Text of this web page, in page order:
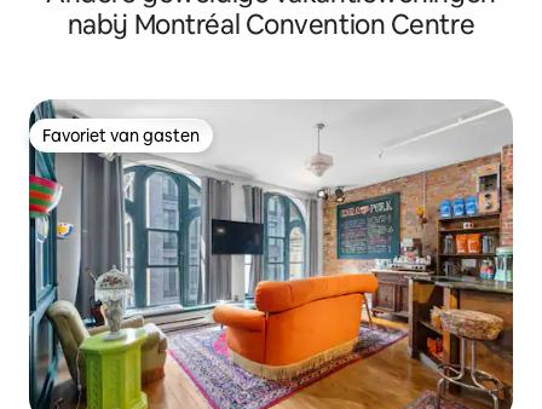
nabij Montréal Convention Centre
Favoriet van gasten
Favoriet van gasten